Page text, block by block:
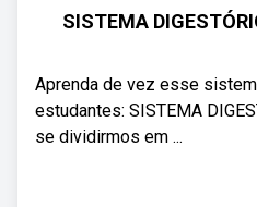
SISTEMA
Aprenda de vez esse
estudantes: SISTEMA
se dividirmos em ...